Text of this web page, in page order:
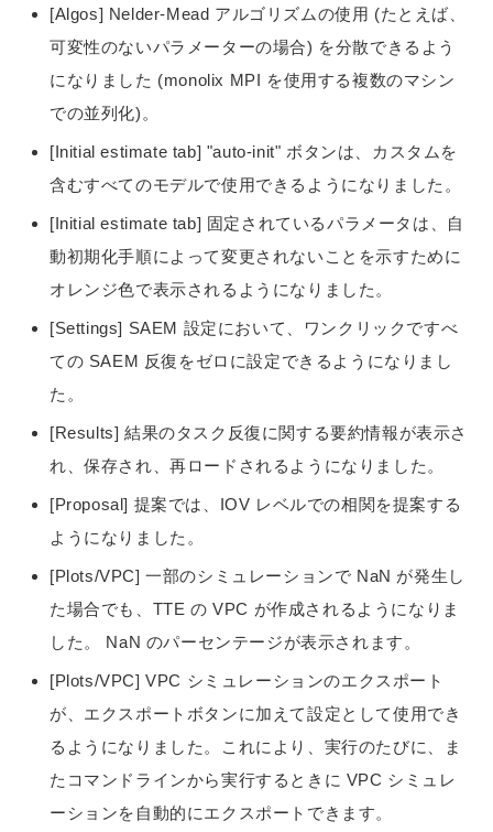
[Algos] Nelder-Mead アルゴリズムの使用 (たとえば、
可変性のないパラメーターの場合) を分散できるよう
になりました (monolix MPI を使用する複数のマシン
での並列化)。
[Initial estimate tab] "auto-init" ボタンは、カスタムを
含むすべてのモデルで使用できるようになりました。
[Initial estimate tab] 固定されているパラメータは、自
動初期化手順によって変更されないことを示すために
オレンジ色で表示されるようになりました。
[Settings] SAEM 設定において、ワンクリックですべ
ての SAEM 反復をゼロに設定できるようになりまし
た。
[Results] 結果のタスク反復に関する要約情報が表示さ
れ、保存され、再ロードされるようになりました。
[Proposal] 提案では、IOV レベルでの相関を提案する
ようになりました。
[Plots/VPC] 一部のシミュレーションで NaN が発生し
た場合でも、TTE の VPC が作成されるようになりま
した。 NaN のパーセンテージが表示されます。
[Plots/VPC] VPC シミュレーションのエクスポート
が、エクスポートボタンに加えて設定として使用でき
るようになりました。これにより、実行のたびに、ま
たコマンドラインから実行するときに VPC シミュレ
ーションを自動的にエクスポートできます。